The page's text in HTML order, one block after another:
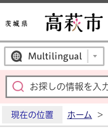
Multilingual
現在の位置 ホーム >